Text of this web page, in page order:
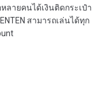
ลายคนได้เงินติดกระเป๋า
สามารถเล่นได้ทุก